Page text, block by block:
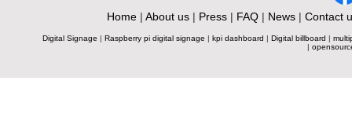
Home | About us | Press | FAQ | News | Contact
Digital Signage | Raspberry pi digital signage | kpi dashboard | Digital billboard |
|